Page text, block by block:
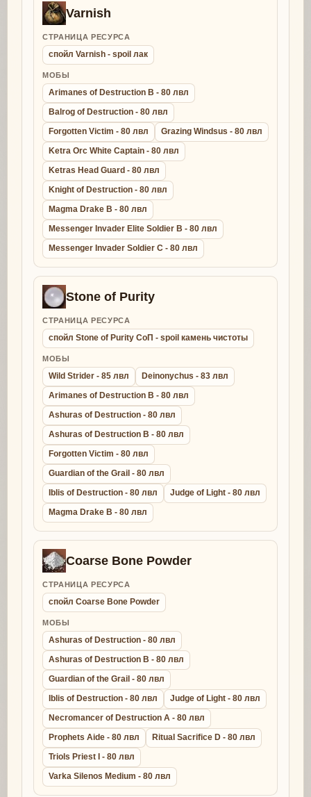
Varnish
СТРАНИЦА РЕСУРСА
спойл Varnish - spoil лак
МОБЫ
Arimanes of Destruction B - 80 лвл
Balrog of Destruction - 80 лвл
Forgotten Victim - 80 лвл
Grazing Windsus - 80 лвл
Ketra Orc White Captain - 80 лвл
Ketras Head Guard - 80 лвл
Knight of Destruction - 80 лвл
Magma Drake B - 80 лвл
Messenger Invader Elite Soldier B - 80 лвл
Messenger Invader Soldier C - 80 лвл
Stone of Purity
СТРАНИЦА РЕСУРСА
спойл Stone of Purity СоП - spoil камень чистоты
МОБЫ
Wild Strider - 85 лвл
Deinonychus - 83 лвл
Arimanes of Destruction B - 80 лвл
Ashuras of Destruction - 80 лвл
Ashuras of Destruction B - 80 лвл
Forgotten Victim - 80 лвл
Guardian of the Grail - 80 лвл
Iblis of Destruction - 80 лвл
Judge of Light - 80 лвл
Magma Drake B - 80 лвл
Coarse Bone Powder
СТРАНИЦА РЕСУРСА
спойл Coarse Bone Powder
МОБЫ
Ashuras of Destruction - 80 лвл
Ashuras of Destruction B - 80 лвл
Guardian of the Grail - 80 лвл
Iblis of Destruction - 80 лвл
Judge of Light - 80 лвл
Necromancer of Destruction A - 80 лвл
Prophets Aide - 80 лвл
Ritual Sacrifice D - 80 лвл
Triols Priest I - 80 лвл
Varka Silenos Medium - 80 лвл